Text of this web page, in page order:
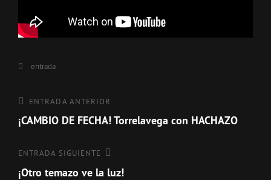
Categorías
entrada
Navegación
de
Entrada
anterior
ENTRADA ANTERIOR
¡CAMBIO DE FECHA! Torrelavega con HACHAZO
Entrada
siguiente
ENTRADA SIGUIENTE
¡Otro temazo ve la luz!